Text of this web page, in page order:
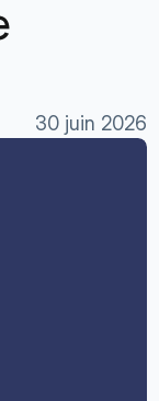
30 juin 2026